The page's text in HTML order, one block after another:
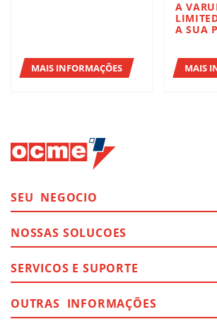
MAIS INFORMAÇÕES
A
A SUA POTÊNCIA
GROUP
MAIS
SEU NEGOCIO
NOSSAS SOLUCOES
SERVICOS E SUPORTE
OUTRAS INFORMAÇÕES